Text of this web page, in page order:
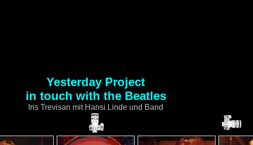
Yesterday Project
in touch with the Beatles
Iris Trevisan mit Hansi Linde und Band